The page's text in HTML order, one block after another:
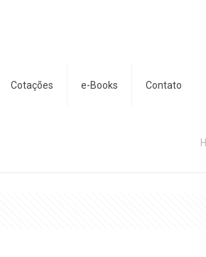
Cotações e-Books Contato